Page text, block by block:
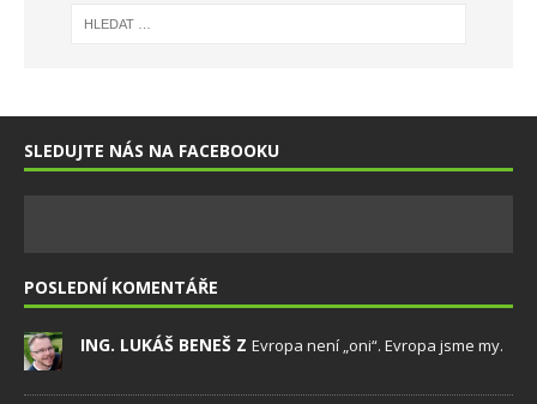
SLEDUJTE NÁS NA FACEBOOKU
POSLEDNÍ KOMENTÁŘE
ING. LUKÁŠ BENEŠ Z Evropa není „oni“. Evropa jsme my.